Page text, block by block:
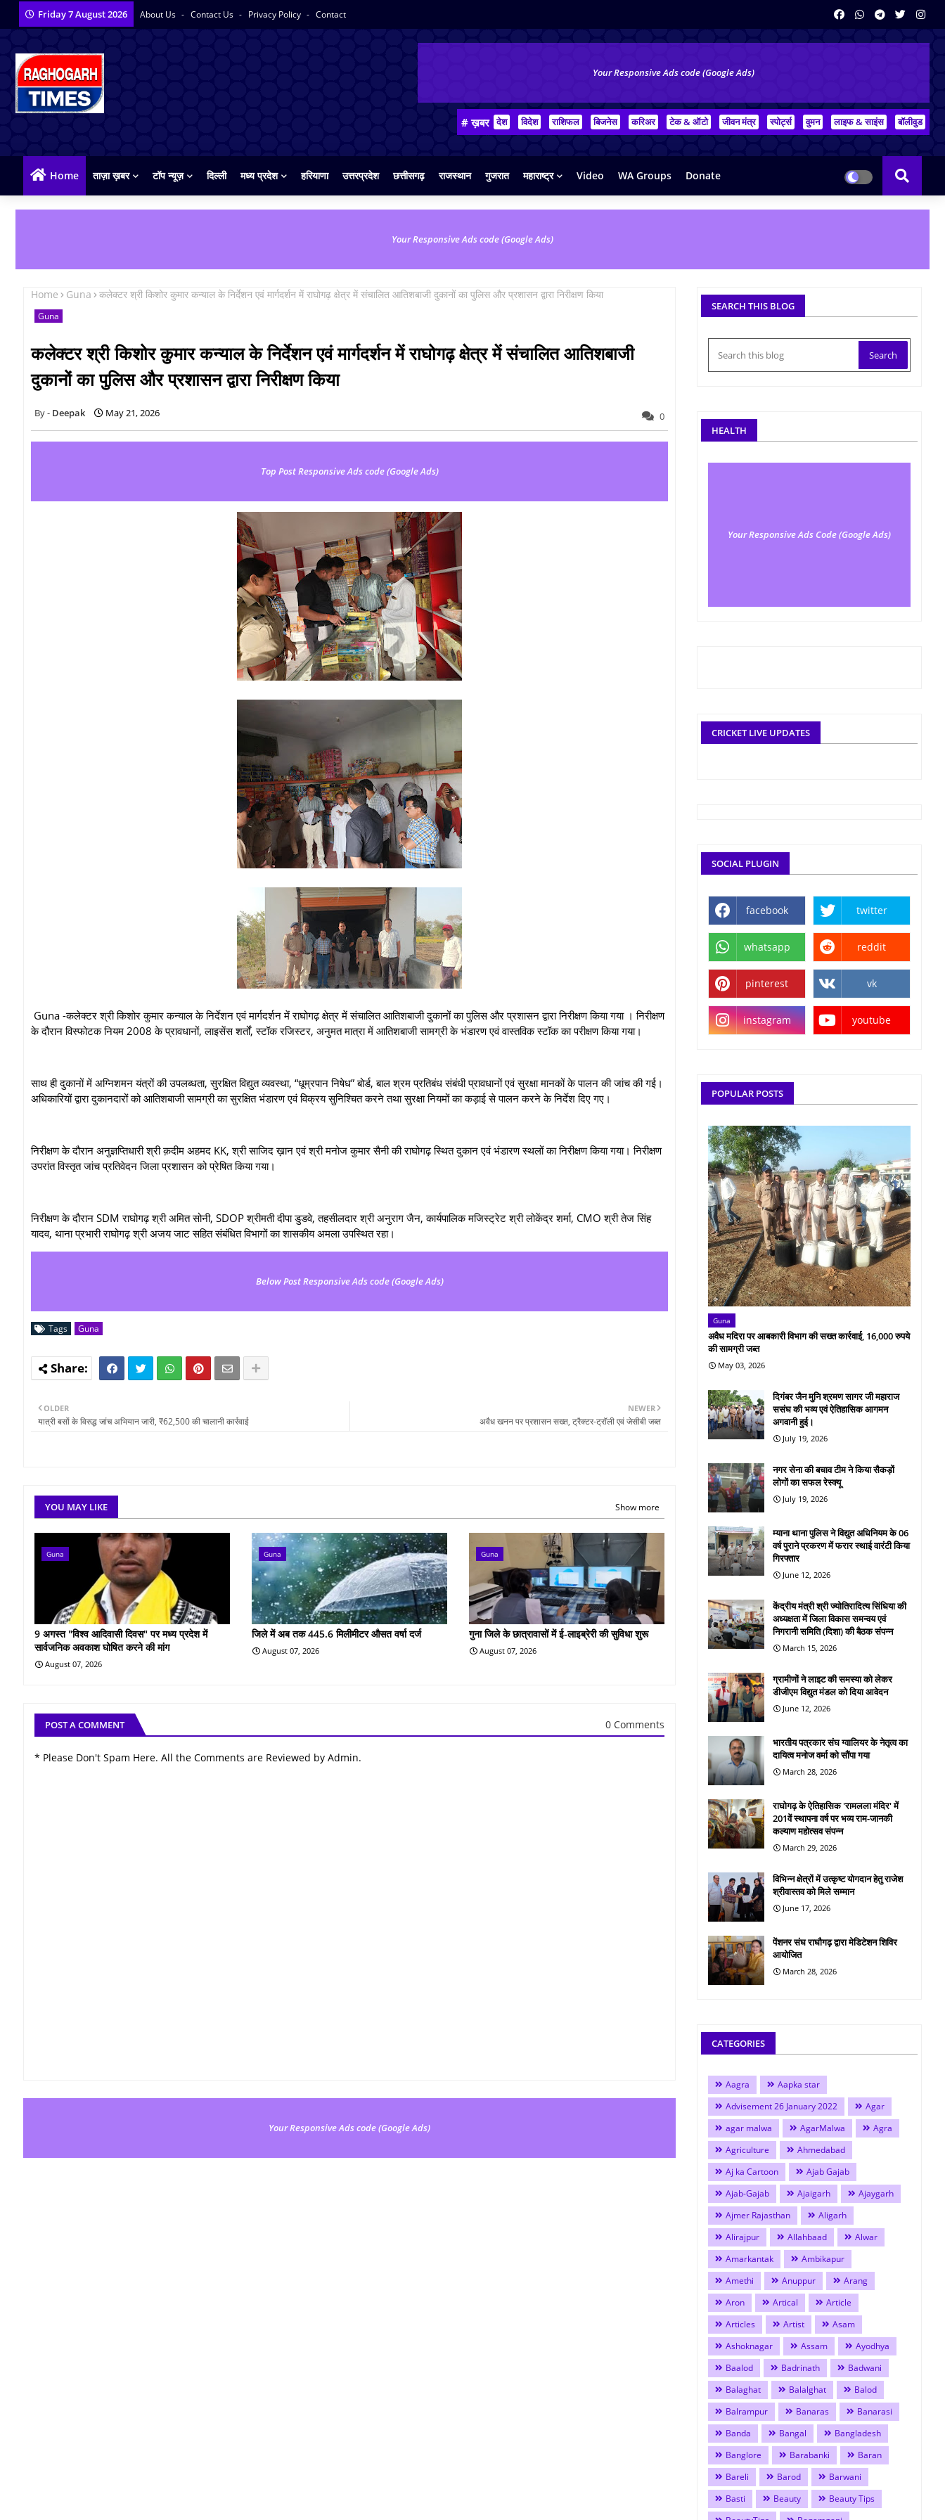
Friday 7 August 2026 About Us Contact Us Privacy Policy Contact
Your Responsive Ads code (Google Ads)
# ख़बर देश विदेश राशिफल बिजनेस करिअर टेक & ऑटो जीवन मंत्र स्पोर्ट्स वुमन लाइफ & साइंस बॉलीवुड
Home ताज़ा ख़बर टॉप न्यूज़ दिल्ली मध्य प्रदेश हरियाणा उत्तरप्रदेश छत्तीसगढ़ राजस्थान गुजरात महाराष्ट्र Video WA Groups Donate
Your Responsive Ads code (Google Ads)
Home Guna कलेक्टर श्री किशोर कुमार कन्याल के निर्देशन एवं मार्गदर्शन में राघोगढ़ क्षेत्र में संचालित आतिशबाजी दुकानों का पुलिस और प्रशासन द्वारा निरीक्षण किया
Guna
कलेक्टर श्री किशोर कुमार कन्याल के निर्देशन एवं मार्गदर्शन में राघोगढ़ क्षेत्र में संचालित आतिशबाजी
दुकानों का पुलिस और प्रशासन द्वारा निरीक्षण किया
Deepak May 21, 2026 0
Top Post Responsive Ads code (Google Ads)
Guna -कलेक्टर श्री किशोर कुमार कन्याल के निर्देशन एवं मार्गदर्शन में राघोगढ़ क्षेत्र में संचालित आतिशबाजी दुकानों का पुलिस और प्रशासन द्वारा निरीक्षण किया गया । निरीक्षण
के दौरान विस्फोटक नियम 2008 के प्रावधानों, लाइसेंस शर्तों, स्टॉक रजिस्टर, अनुमत मात्रा में आतिशबाजी सामग्री के भंडारण एवं वास्तविक स्टॉक का परीक्षण किया गया।
साथ ही दुकानों में अग्निशमन यंत्रों की उपलब्धता, सुरक्षित विद्युत व्यवस्था, “धूम्रपान निषेध” बोर्ड, बाल श्रम प्रतिबंध संबंधी प्रावधानों एवं सुरक्षा मानकों के पालन की जांच की गई।
अधिकारियों द्वारा दुकानदारों को आतिशबाजी सामग्री का सुरक्षित भंडारण एवं विक्रय सुनिश्चित करने तथा सुरक्षा नियमों का कड़ाई से पालन करने के निर्देश दिए गए।
निरीक्षण के दौरान अनुज्ञप्तिधारी श्री क़दीम अहमद KK, श्री साजिद ख़ान एवं श्री मनोज कुमार सैनी की राघोगढ़ स्थित दुकान एवं भंडारण स्थलों का निरीक्षण किया गया। निरीक्षण
उपरांत विस्तृत जांच प्रतिवेदन जिला प्रशासन को प्रेषित किया गया।
निरीक्षण के दौरान SDM राघोगढ़ श्री अमित सोनी, SDOP श्रीमती दीपा डुडवे, तहसीलदार श्री अनुराग जैन, कार्यपालिक मजिस्ट्रेट श्री लोकेंद्र शर्मा, CMO श्री तेज सिंह
यादव, थाना प्रभारी राघोगढ़ श्री अजय जाट सहित संबंधित विभागों का शासकीय अमला उपस्थित रहा।
Below Post Responsive Ads code (Google Ads)
Tags Guna
NEWER
अवैध खनन पर प्रशासन सख्त, ट्रैक्टर-ट्रॉली एवं जेसीबी जब्त
OLDER
यात्री बसों के विरुद्ध जांच अभियान जारी, ₹62,500 की चालानी कार्रवाई
YOU MAY LIKE Show more
Guna
9 अगस्त "विश्व आदिवासी दिवस" पर मध्य प्रदेश में
सार्वजनिक अवकाश घोषित करने की मांग
August 07, 2026
Guna
जिले में अब तक 445.6 मिलीमीटर औसत वर्षा दर्ज
August 07, 2026
Guna
गुना जिले के छात्रावासों में ई-लाइब्रेरी की सुविधा शुरू
August 07, 2026
POST A COMMENT 0 Comments
* Please Don't Spam Here. All the Comments are Reviewed by Admin.
Your Responsive Ads code (Google Ads)
SEARCH THIS BLOG
HEALTH
Your Responsive Ads Code (Google Ads)
CRICKET LIVE UPDATES
SOCIAL PLUGIN
facebook twitter
whatsapp reddit
pinterest vk
instagram youtube
POPULAR POSTS
Guna
अवैध मदिरा पर आबकारी विभाग की सख्त कार्रवाई, 16,000 रुपये
की सामग्री जब्त
May 03, 2026
दिगंबर जैन मुनि श्रमण सागर जी महाराज
ससंघ की भव्य एवं ऐतिहासिक आगमन
अगवानी हुई।
July 19, 2026
नगर सेना की बचाव टीम ने किया सैकड़ों
लोगों का सफल रेस्क्यू
July 19, 2026
म्याना थाना पुलिस ने विद्युत अधिनियम के 06
वर्ष पुराने प्रकरण में फरार स्थाई वारंटी किया
गिरफ्तार
June 12, 2026
केंद्रीय मंत्री श्री ज्योतिरादित्य सिंधिया की
अध्यक्षता में जिला विकास समन्वय एवं
निगरानी समिति (दिशा) की बैठक संपन्न
March 15, 2026
ग्रामीणों ने लाइट की समस्या को लेकर
डीजीएम विद्युत मंडल को दिया आवेदन
June 12, 2026
भारतीय पत्रकार संघ ग्वालियर के नेतृत्व का
दायित्व मनोज वर्मा को सौंपा गया
March 28, 2026
राघोगढ़ के ऐतिहासिक 'रामलला मंदिर' में
201वें स्थापना वर्ष पर भव्य राम-जानकी
कल्याण महोत्सव संपन्न
March 29, 2026
विभिन्न क्षेत्रों में उत्कृष्ट योगदान हेतु राजेश
श्रीवास्तव को मिले सम्मान
June 17, 2026
पेंशनर संघ राघौगढ़ द्वारा मेडिटेशन शिविर
आयोजित
March 28, 2026
CATEGORIES
Aagra
Aapka star
Advisement 26 January 2022
Agar
agar malwa
AgarMalwa
Agra
Agriculture
Ahmedabad
Aj ka Cartoon
Ajab Gajab
Ajab-Gajab
Ajaigarh
Ajaygarh
Ajmer Rajasthan
Aligarh
Alirajpur
Allahbaad
Alwar
Amarkantak
Ambikapur
Amethi
Anuppur
Arang
Aron
Artical
Article
Articles
Artist
Asam
Ashoknagar
Assam
Ayodhya
Baalod
Badrinath
Badwani
Balaghat
Balalghat
Balod
Balrampur
Banaras
Banarasi
Banda
Bangal
Bangladesh
Banglore
Barabanki
Baran
Bareli
Barod
Barwani
Basti
Beauty
Beauty Tips